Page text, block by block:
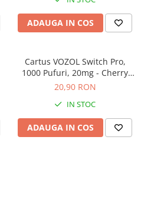
ADAUGA IN COS
Cartus VOZOL Switch Pro,
1000 Pufuri, 20mg - Cherry
Peach Lemonade
20,90 RON
IN STOC
ADAUGA IN COS